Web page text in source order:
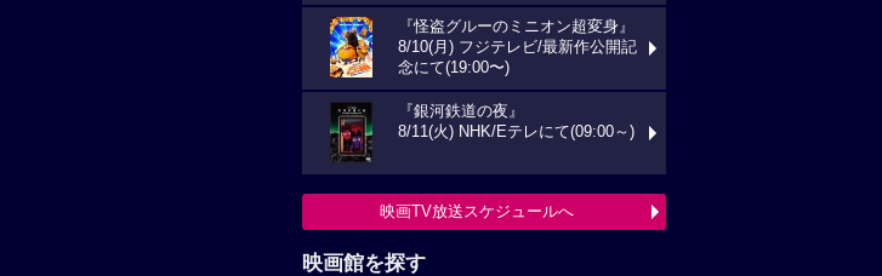
『怪盗グルーのミニオン超変身』
8/10(月) フジテレビ/最新作公開記
念にて(19:00〜)
『銀河鉄道の夜』
8/11(火) NHK/Eテレにて(09:00～)
映画TV放送スケジュールへ
映画館を探す